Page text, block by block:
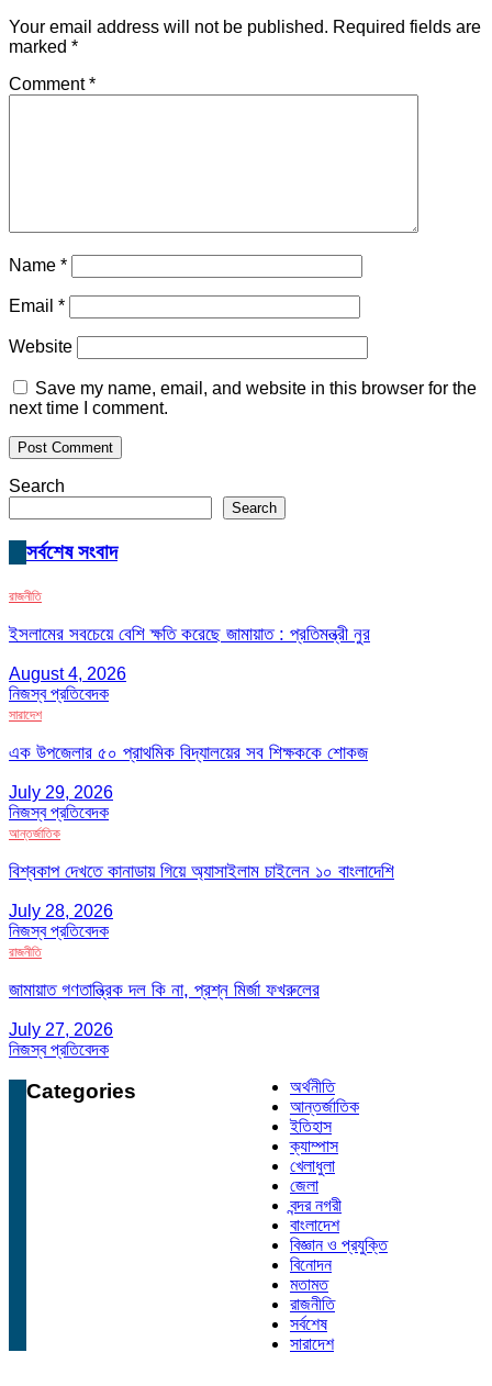
Your email address will not be published. Required fields are
marked *
Comment*
Name *
Email *
Website
Save my name, email, and website in this browser for the
next time I comment.
Search
Search
সর্বশেষ সংবাদ
রাজনীতি
ইসলামের সবচেয়ে বেশি ক্ষতি করেছে জামায়াত : প্রতিমন্ত্রী নুর
August 4, 2026
নিজস্ব প্রতিবেদক
সারাদেশ
এক উপজেলার ৫০ প্রাথমিক বিদ্যালয়ের সব শিক্ষককে শোকজ
July 29, 2026
নিজস্ব প্রতিবেদক
আন্তর্জাতিক
বিশ্বকাপ দেখতে কানাডায় গিয়ে অ্যাসাইলাম চাইলেন ১০ বাংলাদেশি
July 28, 2026
নিজস্ব প্রতিবেদক
রাজনীতি
জামায়াত গণতান্ত্রিক দল কি না, প্রশ্ন মির্জা ফখরুলের
July 27, 2026
নিজস্ব প্রতিবেদক
Categories
অর্থনীতি
আন্তর্জাতিক
ইতিহাস
ক্যাম্পাস
খেলাধুলা
জেলা
বন্দর নগরী
বাংলাদেশ
বিজ্ঞান ও প্রযুক্তি
বিনোদন
মতামত
রাজনীতি
সর্বশেষ
সারাদেশ